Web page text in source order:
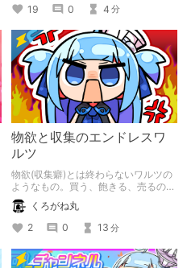
19
0 4 分
物欲と収集のエンドレスワ
ルツ
物欲(収集癖)とは終わらないワルツの
ようなもの。買う、飽きる、売るの三
拍子がいつまでも続く
くろがね丸
2
0 13 分